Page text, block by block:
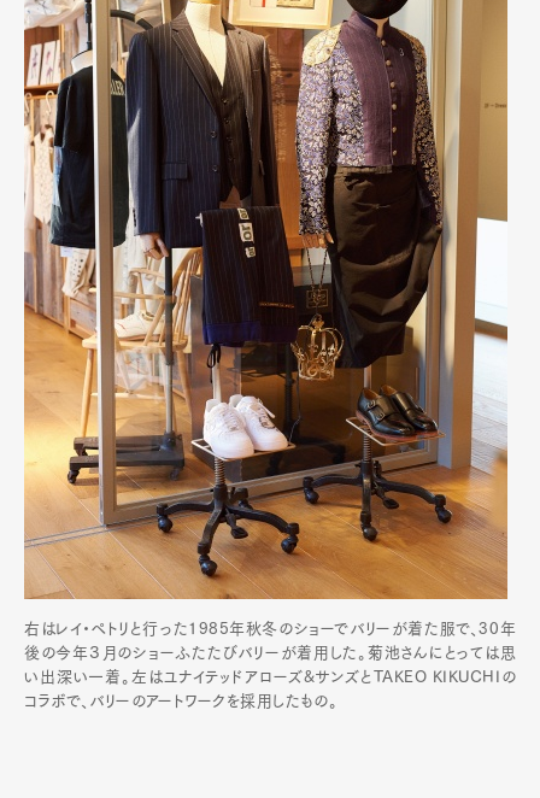
Art&DesignWatchFashion
GourmetCars
ProductCultureLifestyle
右はレイ・ペトリと行った1985年秋冬のショーでバリーが着た服で、30年
後の今年３月のショーふたたびバリーが着用した。菊池さんにとっては思
い出深い一着。左はユナイテッドアローズ&サンズとTAKEO KIKUCHIの
コラボで、バリーのアートワークを採用したもの。